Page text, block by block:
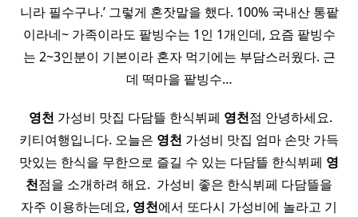
니라 필수구나.’ 그렇게 혼잣말을 했다. 100% 국내산 통팥
이라네~ 가족이라도 팥빙수는 1인 1개인데, 요즘 팥빙수
는 2~3인분이 기본이라 혼자 먹기에는 부담스러웠다. 근
데 떡마을 팥빙수…
영천 가성비 맛집 다담뜰 한식뷔페 영천점 안녕하세요.
키티여행입니다. 오늘은 영천 가성비 맛집 엄마 손맛 가득
맛있는 한식을 무한으로 즐길 수 있는 다담뜰 한식뷔페 영
천점을 소개하려 해요. ​ 가성비 좋은 한식뷔페 다담뜰을
자주 이용하는데요, 영천에서 또다시 가성비에 놀라고 기